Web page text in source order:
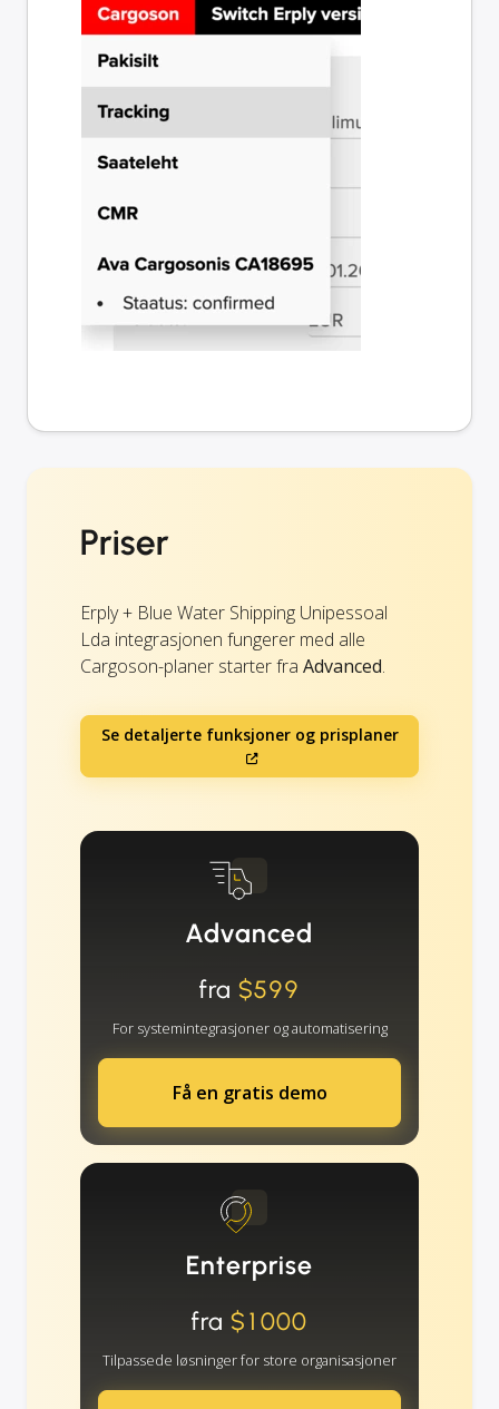
Priser
Erply + Blue Water Shipping Unipessoal
Lda integrasjonen fungerer med alle
Cargoson-planer starter fra Advanced.
Se detaljerte funksjoner og prisplaner
Advanced
fra $599
For systemintegrasjoner og automatisering
Få en gratis demo
Enterprise
fra $1000
Tilpassede løsninger for store organisasjoner